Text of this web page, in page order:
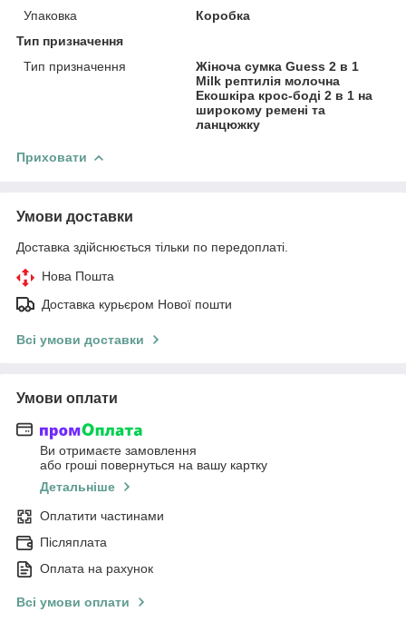
Упаковка
Коробка
Тип призначення
Тип призначення
Жіноча сумка Guess 2 в 1
Milk рептилія молочна
Екошкіра крос-боді 2 в 1 на
широкому ремені та
ланцюжку
Приховати
Умови доставки
Доставка здійснюється тільки по передоплаті.
Нова Пошта
Доставка курьєром Нової пошти
Всі умови доставки
Умови оплати
Ви отримаєте замовлення
або гроші повернуться на вашу картку
Детальніше
Оплатити частинами
Післяплата
Оплата на рахунок
Всі умови оплати